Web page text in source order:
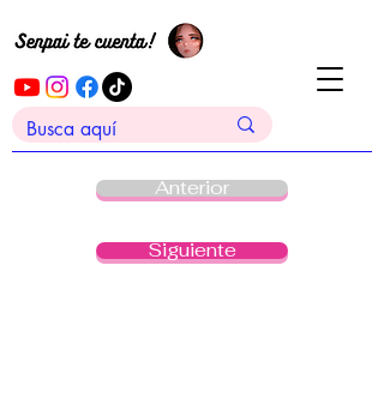
Anterior
Siguiente